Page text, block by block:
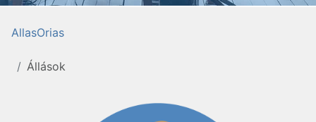
AllasOrias
Állások